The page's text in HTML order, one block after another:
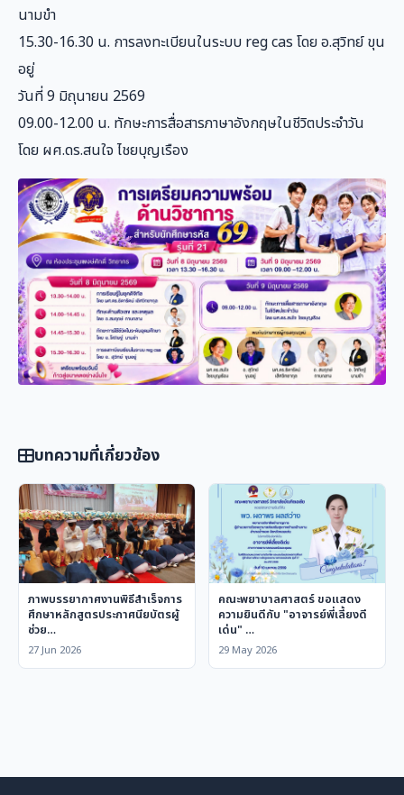
นามขำ
15.30-16.30 น. การลงทะเบียนในระบบ reg cas โดย อ.สุวิทย์ ขุน
อยู่
วันที่ 9 มิถุนายน 2569
09.00-12.00 น. ทักษะการสื่อสารภาษาอังกฤษในชีวิตประจำวัน
โดย ผศ.ดร.สนใจ ไชยบุญเรือง
บทความที่เกี่ยวข้อง
ภาพบรรยากาศงานพิธีสำเร็จการ
ศึกษาหลักสูตรประกาศนียบัตรผู้
ช่วย…
27 Jun 2026
คณะพยาบาลศาสตร์ ขอแสดง
ความยินดีกับ "อาจารย์พี่เลี้ยงดี
เด่น" …
29 May 2026